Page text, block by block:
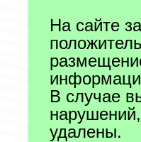
На сайте
В случае
удалены.